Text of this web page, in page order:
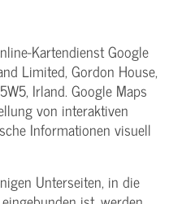
Kartendienst Google
Limited, Gordon House,
Irland. Google Maps
von interaktiven
Informationen visuell
Unterseiten, in die